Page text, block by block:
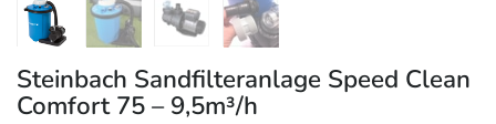
Steinbach Sandfilteranlage Speed Clean
Comfort 75 – 9,5m³/h